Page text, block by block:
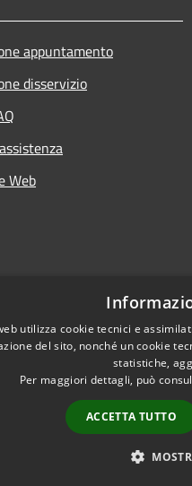
appuntamento
disservizio
Web
Statistiche web
utilizza cookie tecnici e
del sito, nonché un cookie
statistiche,
Per maggiori dettagli, può
ACCETTA TUTTO